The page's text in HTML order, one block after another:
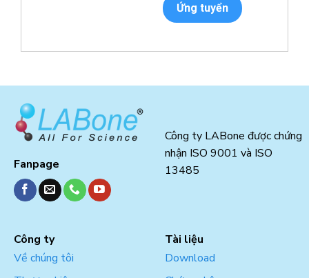
Ứng tuyển
Fanpage
Công ty LABone được chứng
nhận ISO 9001 và ISO
13485
Công ty
Về chúng tôi
Tài liệu
Download